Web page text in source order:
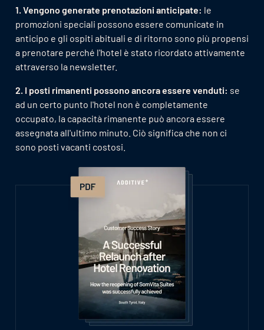
1. Vengono generate prenotazioni anticipate: le
promozioni speciali possono essere comunicate in
anticipo e gli ospiti abituali e di ritorno sono più propensi
a prenotare perché l'hotel è stato ricordato attivamente
attraverso la newsletter.
2. I posti rimanenti possono ancora essere venduti: se
ad un certo punto l'hotel non è completamente
occupato, la capacità rimanente può ancora essere
assegnata all'ultimo minuto. Ciò significa che non ci
sono posti vacanti costosi.